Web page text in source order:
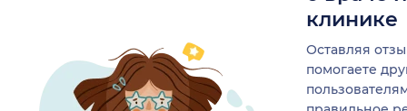
клинике
Оставляя
помогаете